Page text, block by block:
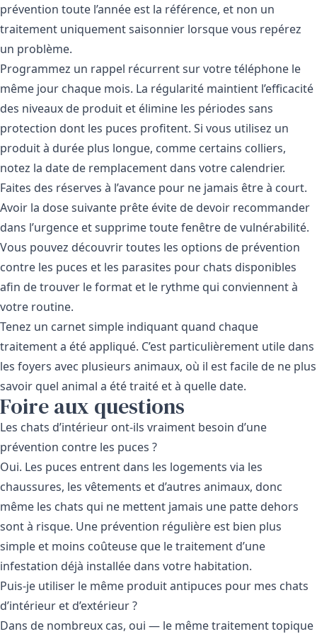
prévention toute l’année est la référence, et non un
traitement uniquement saisonnier lorsque vous repérez
un problème.
Programmez un rappel récurrent sur votre téléphone le
même jour chaque mois. La régularité maintient l’efficacité
des niveaux de produit et élimine les périodes sans
protection dont les puces profitent. Si vous utilisez un
produit à durée plus longue, comme certains colliers,
notez la date de remplacement dans votre calendrier.
Faites des réserves à l’avance pour ne jamais être à court.
Avoir la dose suivante prête évite de devoir recommander
dans l’urgence et supprime toute fenêtre de vulnérabilité.
Vous pouvez découvrir toutes les options de prévention
contre les puces et les parasites pour chats disponibles
afin de trouver le format et le rythme qui conviennent à
votre routine.
Tenez un carnet simple indiquant quand chaque
traitement a été appliqué. C’est particulièrement utile dans
les foyers avec plusieurs animaux, où il est facile de ne plus
savoir quel animal a été traité et à quelle date.
Foire aux questions
Les chats d’intérieur ont-ils vraiment besoin d’une
prévention contre les puces ?
Oui. Les puces entrent dans les logements via les
chaussures, les vêtements et d’autres animaux, donc
même les chats qui ne mettent jamais une patte dehors
sont à risque. Une prévention régulière est bien plus
simple et moins coûteuse que le traitement d’une
infestation déjà installée dans votre habitation.
Puis-je utiliser le même produit antipuces pour mes chats
d’intérieur et d’extérieur ?
Dans de nombreux cas, oui — le même traitement topique